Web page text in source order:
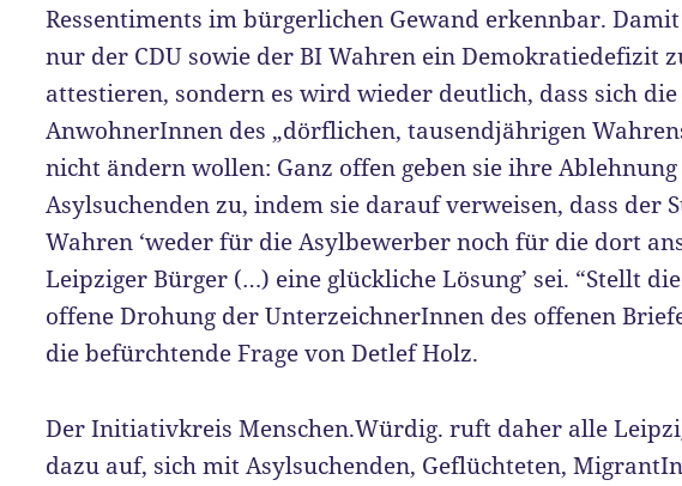
Ressentiments im bürgerlichen Gewand erkennbar.
nur der CDU sowie der BI Wahren ein Demokratiedefizit
attestieren, sondern es wird wieder deutlich, dass sich die
AnwohnerInnen des „dörflichen, tausendjährigen
nicht ändern wollen: Ganz offen geben sie ihre Ablehnung
Asylsuchenden zu, indem sie darauf verweisen, dass der
Wahren ‘weder für die Asylbewerber noch für die dort
Leipziger Bürger (…) eine glückliche Lösung’ sei. “Stellt
offene Drohung der UnterzeichnerInnen des offenen
die befürchtende Frage von Detlef Holz.
Der Initiativkreis Menschen.Würdig. ruft daher alle
dazu auf, sich mit Asylsuchenden, Geflüchteten,